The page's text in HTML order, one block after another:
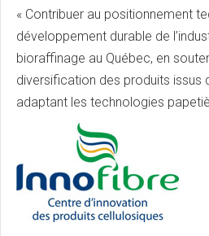
« Contribuer au positionnement
développement durable de
bioraffinage au Québec, en
diversification des produits issus
adaptant les technologies